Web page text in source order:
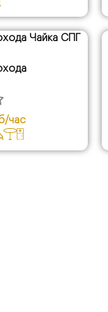
Чайка СПГ
час